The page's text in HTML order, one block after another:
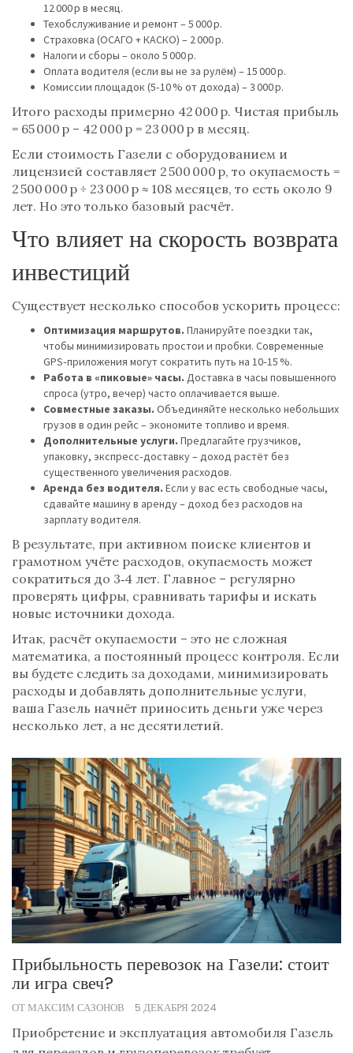
12 000 р в месяц.
Техобслуживание и ремонт – 5 000 р.
Страховка (ОСАГО + КАСКО) – 2 000 р.
Налоги и сборы – около 5 000 р.
Оплата водителя (если вы не за рулём) – 15 000 р.
Комиссии площадок (5‑10 % от дохода) – 3 000 р.
Итого расходы примерно 42 000 р. Чистая прибыль
= 65 000 р – 42 000 р = 23 000 р в месяц.
Если стоимость Газели с оборудованием и
лицензией составляет 2 500 000 р, то окупаемость =
2 500 000 р ÷ 23 000 р ≈ 108 месяцев, то есть около 9
лет. Но это только базовый расчёт.
Что влияет на скорость возврата
инвестиций
Существует несколько способов ускорить процесс:
Оптимизация маршрутов. Планируйте поездки так,
чтобы минимизировать простои и пробки. Современные
GPS‑приложения могут сократить путь на 10‑15 %.
Работа в «пиковые» часы. Доставка в часы повышенного
спроса (утро, вечер) часто оплачивается выше.
Совместные заказы. Объединяйте несколько небольших
грузов в один рейс – экономите топливо и время.
Дополнительные услуги. Предлагайте грузчиков,
упаковку, экспресс‑доставку – доход растёт без
существенного увеличения расходов.
Аренда без водителя. Если у вас есть свободные часы,
сдавайте машину в аренду – доход без расходов на
зарплату водителя.
В результате, при активном поиске клиентов и
грамотном учёте расходов, окупаемость может
сократиться до 3‑4 лет. Главное – регулярно
проверять цифры, сравнивать тарифы и искать
новые источники дохода.
Итак, расчёт окупаемости – это не сложная
математика, а постоянный процесс контроля. Если
вы будете следить за доходами, минимизировать
расходы и добавлять дополнительные услуги,
ваша Газель начнёт приносить деньги уже через
несколько лет, а не десятилетий.
Прибыльность перевозок на Газели: стоит
ли игра свеч?
ОТ МАКСИМ САЗОНОВ 5 ДЕКАБРЯ 2024
Приобретение и эксплуатация автомобиля Газель